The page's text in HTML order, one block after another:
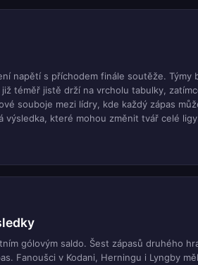
napětí s příchodem finále soutěže. Týmy
téměř jistě drží na vrcholu tabulky,
souboje mezi lídry, kde každý zápas
které mohou změnit tvář celé
gólovým saldo. Šest zápasů druhého
Fanoušci v Kodani, Herningu i Lyngby